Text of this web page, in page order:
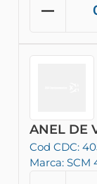
ANEL DE
Cod CDC:
Marca: SCM